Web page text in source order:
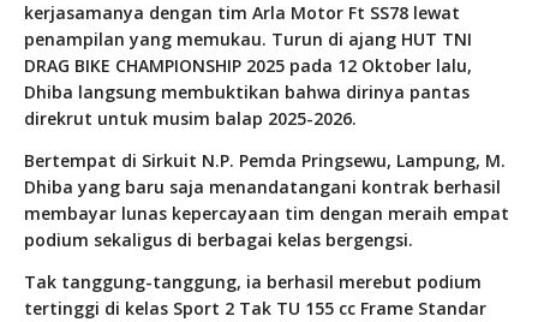
kerjasamanya dengan tim Arla Motor Ft SS78 lewat
penampilan yang memukau. Turun di ajang HUT TNI
DRAG BIKE CHAMPIONSHIP 2025 pada 12 Oktober lalu,
Dhiba langsung membuktikan bahwa dirinya pantas
direkrut untuk musim balap 2025-2026.
Bertempat di Sirkuit N.P. Pemda Pringsewu, Lampung, M.
Dhiba yang baru saja menandatangani kontrak berhasil
membayar lunas kepercayaan tim dengan meraih empat
podium sekaligus di berbagai kelas bergengsi.
Tak tanggung-tanggung, ia berhasil merebut podium
tertinggi di kelas Sport 2 Tak TU 155 cc Frame Standar